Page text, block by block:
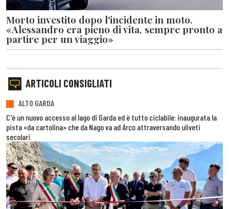
Morto investito dopo l'incidente in moto.
«Alessandro era pieno di vita, sempre pronto a
partire per un viaggio»
ARTICOLI CONSIGLIATI
ALTO GARDA
C'è un nuovo accesso al lago di Garda ed è tutto ciclabile: inaugurata la
pista «da cartolina» che da Nago va ad Arco attraversando uliveti
secolari